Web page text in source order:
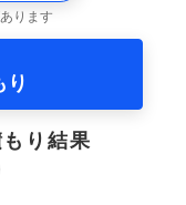
ります
り
り結果